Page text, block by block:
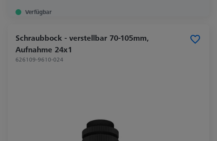
Verfügbar
Schraubbock - verstellbar 70-105mm,
Aufnahme 24x1
626109-9610-024